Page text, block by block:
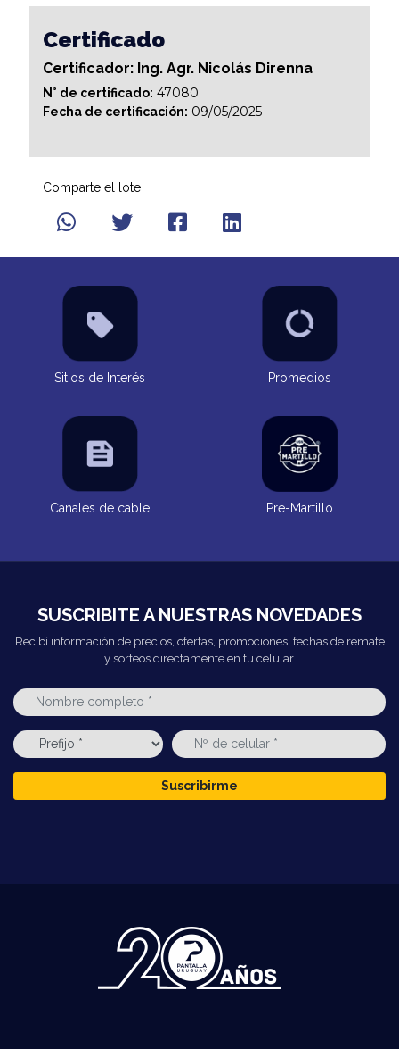
Certificado
Certificador: Ing. Agr. Nicolás Direnna
N° de certificado: 47080
Fecha de certificación: 09/05/2025
Comparte el lote
Sitios de Interés Promedios
Canales de cable Pre-Martillo
SUSCRIBITE A NUESTRAS NOVEDADES
Recibí información de precios, ofertas, promociones, fechas de remate
y sorteos directamente en tu celular.
Suscribirme